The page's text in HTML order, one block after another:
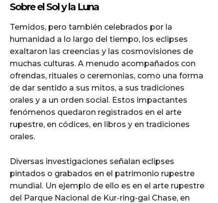
Sobre el Sol y la Luna
Temidos, pero también celebrados por la
humanidad a lo largo del tiempo, los eclipses
exaltaron las creencias y las cosmovisiones de
muchas culturas. A menudo acompañados con
ofrendas, rituales o ceremonias, como una forma
de dar sentido a sus mitos, a sus tradiciones
orales y a un orden social. Estos impactantes
fenómenos quedaron registrados en el arte
rupestre, en códices, en libros y en tradiciones
orales.
Diversas investigaciones señalan eclipses
pintados o grabados en el patrimonio rupestre
mundial. Un ejemplo de ello es en el arte rupestre
del Parque Nacional de Kur-ring-gai Chase, en